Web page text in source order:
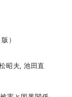
）
昭夫, 池田直